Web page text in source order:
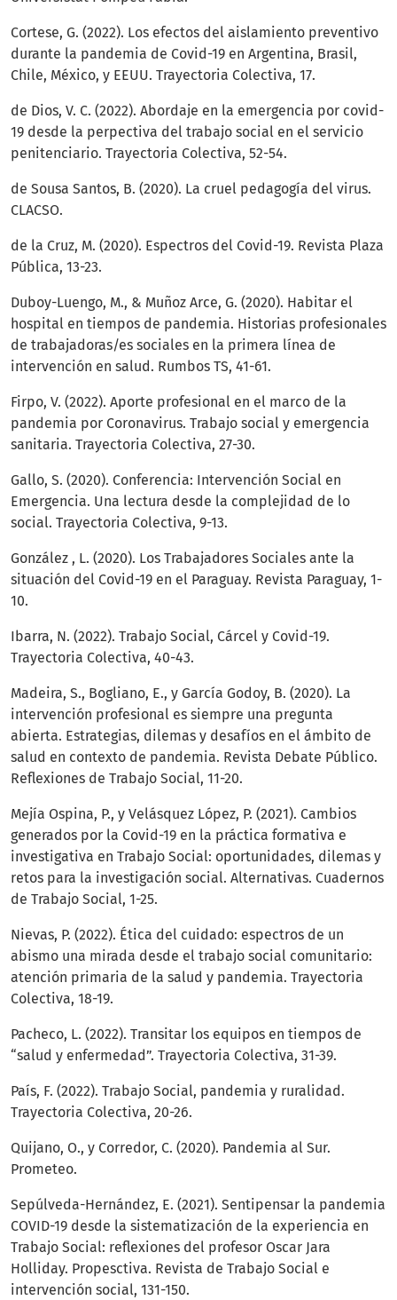
Cortese, G. (2022). Los efectos del aislamiento preventivo
durante la pandemia de Covid-19 en Argentina, Brasil,
Chile, México, y EEUU. Trayectoria Colectiva, 17.
de Dios, V. C. (2022). Abordaje en la emergencia por covid-
19 desde la perpectiva del trabajo social en el servicio
penitenciario. Trayectoria Colectiva, 52-54.
de Sousa Santos, B. (2020). La cruel pedagogía del virus.
CLACSO.
de la Cruz, M. (2020). Espectros del Covid-19. Revista Plaza
Pública, 13-23.
Duboy-Luengo, M., & Muñoz Arce, G. (2020). Habitar el
hospital en tiempos de pandemia. Historias profesionales
de trabajadoras/es sociales en la primera línea de
intervención en salud. Rumbos TS, 41-61.
Firpo, V. (2022). Aporte profesional en el marco de la
pandemia por Coronavirus. Trabajo social y emergencia
sanitaria. Trayectoria Colectiva, 27-30.
Gallo, S. (2020). Conferencia: Intervención Social en
Emergencia. Una lectura desde la complejidad de lo
social. Trayectoria Colectiva, 9-13.
González , L. (2020). Los Trabajadores Sociales ante la
situación del Covid-19 en el Paraguay. Revista Paraguay, 1-
10.
Ibarra, N. (2022). Trabajo Social, Cárcel y Covid-19.
Trayectoria Colectiva, 40-43.
Madeira, S., Bogliano, E., y García Godoy, B. (2020). La
intervención profesional es siempre una pregunta
abierta. Estrategias, dilemas y desafíos en el ámbito de
salud en contexto de pandemia. Revista Debate Público.
Reflexiones de Trabajo Social, 11-20.
Mejía Ospina, P., y Velásquez López, P. (2021). Cambios
generados por la Covid-19 en la práctica formativa e
investigativa en Trabajo Social: oportunidades, dilemas y
retos para la investigación social. Alternativas. Cuadernos
de Trabajo Social, 1-25.
Nievas, P. (2022). Ética del cuidado: espectros de un
abismo una mirada desde el trabajo social comunitario:
atención primaria de la salud y pandemia. Trayectoria
Colectiva, 18-19.
Pacheco, L. (2022). Transitar los equipos en tiempos de
“salud y enfermedad”. Trayectoria Colectiva, 31-39.
País, F. (2022). Trabajo Social, pandemia y ruralidad.
Trayectoria Colectiva, 20-26.
Quijano, O., y Corredor, C. (2020). Pandemia al Sur.
Prometeo.
Sepúlveda-Hernández, E. (2021). Sentipensar la pandemia
COVID-19 desde la sistematización de la experiencia en
Trabajo Social: reflexiones del profesor Oscar Jara
Holliday. Propesctiva. Revista de Trabajo Social e
intervención social, 131-150.